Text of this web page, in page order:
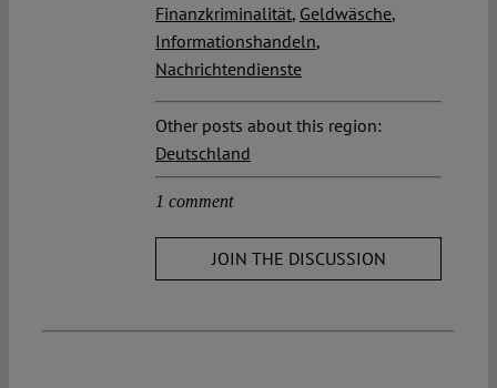
Finanzkriminalität, Geldwäsche,
Informationshandeln,
Nachrichtendienste
Other posts about this region:
Deutschland
1 comment
JOIN THE DISCUSSION